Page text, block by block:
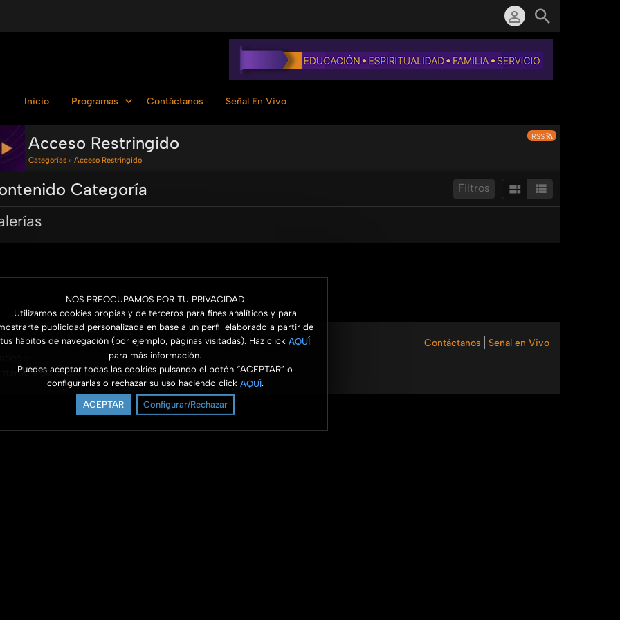
NOS PREOCUPAMOS POR TU PRIVACIDAD
Utilizamos cookies propias y de terceros para fines analíticos y para
publicidad personalizada en base a un perfil elaborado a partir de
tus hábitos de navegación (por ejemplo, páginas visitadas). Haz click AQUÍ
para más información.
Puedes aceptar todas las cookies pulsando el botón “ACEPTAR” o
configurarlas o rechazar su uso haciendo click AQUÍ.
ACEPTAR Configurar/Rechazar
Inicio Programas Contáctanos Señal En Vivo
RSS
Acceso Restringido
Categorías » Acceso Restringido
Filtros
Categoría
Contáctanos
Señal en Vivo
Todos los derechos reservados.